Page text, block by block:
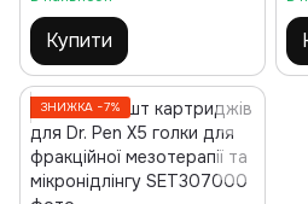
Купити
ЗНИЖКА −7%